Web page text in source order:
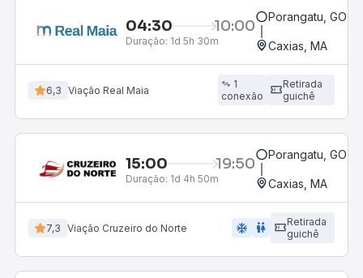
04:30 10:00
Duração: 1d 5h 30m
Porangatu, GO
Caxias, MA
6,3 Viação Real Maia
1
conexão
Retirada
guichê
15:00 19:50
Duração: 1d 4h 50m
Porangatu, GO
Caxias, MA
7,3 Viação Cruzeiro do Norte ac_unit wc
Retirada
guichê